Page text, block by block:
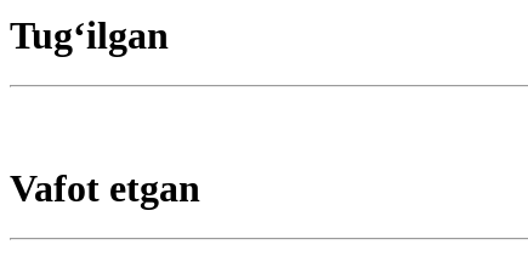
Tugʻilgan
Vafot etgan